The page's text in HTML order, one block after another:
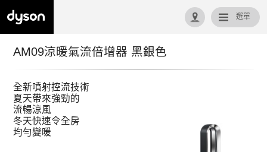
選單
回首頁
AM09涼暖氣流倍增器 黑銀色
全新噴射控流技術
夏天帶來強勁的
流暢涼風
冬天快速令全房
均勻變暖